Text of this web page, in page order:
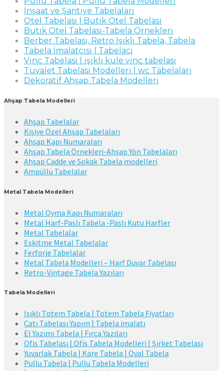
İnşaat ve Şantiye Tabelaları
Otel Tabelası | Butik Otel Tabelası
Butik Otel Tabelası-Tabela Örnekleri
Berber Tabelası, Retro Işıklı Tabela, Tabela
Tabela İmalatçısı | Tabelacı
Vinç Tabelası | ışıklı kule vinç tabelası
Tuvalet Tabelası Modelleri | wc Tabelaları
Dekoratif Ahşap Tabela Modelleri
Ahşap Tabela Modelleri
Ahşap Tabelalar
Kişiye Özel Ahşap Tabelaları
Ahşap Kapı Numaraları
Ahşap Tabela Örnekleri-Ahşap Yön Tabelaları
Ahşap Cadde ve Sokak Tabela modelleri
Ampüllü Tabelalar
Metal Tabela Modelleri
Metal Oyma Kapı Numaraları
Metal Harf-Paslı Tabela -Paslı Kutu Harfler
Metal Tabelalar
Eskitme Metal Tabelalar
Ferforje Tabelalar
Metal Tabela Modelleri – Harf Duvar Tabelası
Retro-Vintage Tabela Yazıları
Tabela Modelleri
Işıklı Totem Tabela | Totem Tabela Fiyatları
Çatı Tabelası Yapım | Tabela imalatı
El Yazımı Tabela | Fırça Yazıları
Ofis Tabelası | Ofis Tabela Modelleri | Şirket Tabelası
Yuvarlak Tabela | Kare Tabela | Oval Tabela
Pullu Tabela | Pullu Tabela Modelleri